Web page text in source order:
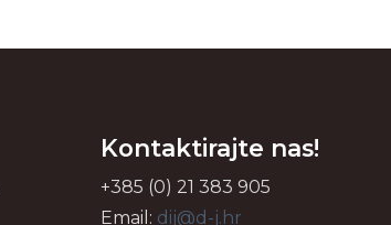
Kontaktirajte nas!
+385 (0) 21 383 905
Email: dij@d-j.hr